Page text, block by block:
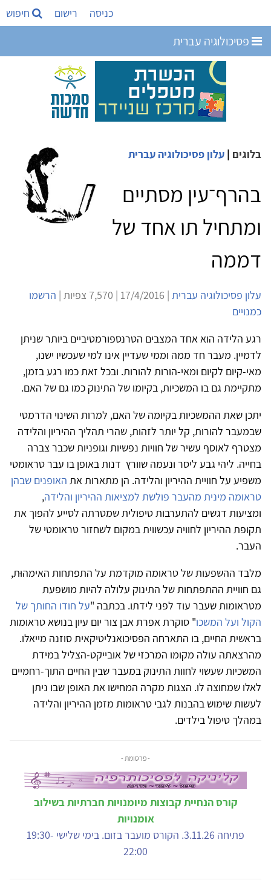
כניסה רישום חיפוש
פסיכולוגיה עברית
בלוגים | עלון פסיכולוגיה עברית
בהרף־עין מסתיים
ומתחיל תו אחד של
דממה
עלון פסיכולוגיה עברית | 17/4/2016 | 7,570 צפיות |
הרשמו
כמנויים
רגע הלידה הוא אחד המצבים הטרנספורמטיביים ביותר שניתן
לדמיין. מעבר חד ממה וממי שעדיין אינו למי שעכשיו ישנו,
מאי-קיום לקיום ומאי-הורות להורות. ובכל זאת כמו רגע בזמן,
מתקיימת גם בו המשכיות, בקיומו של התינוק כמו גם של האם.
יתכן שאת ההמשכיות בקיומה של האם, למרות השינוי הדרמטי
שבמעבר להורות, קל יותר לזהות, שהרי תהליך ההיריון והלידה
מצטרף לאוסף עשיר של חוויות נפשיות וגופניות שכבר צברה
בחייה. ליהי גבע ליסר ונעמה שוורץ דנות באופן בו עבר טראומטי
משפיע על חוויית ההיריון והלידה. הן מתארות את האופנים שבהן
טראומה מינית מהעבר פולשת למציאות ההיריון והלידה,
ומציעות דגשים להתערבות טיפולית שמטרתה לסייע להפוך את
תקופת ההיריון לחוויה עכשווית במקום לשחזור טראומטי של
העבר.
מלבד ההשפעות של טראומה מוקדמת על התפתחות האימהוּת,
גם חוויית ההתפתחות של התינוק עלולה להיות מושפעת
מטראומות שעבר עוד לפני לידתו. בכתבה "על חודו החותך של
הקול ועל המשכו" סוקרת אפרת אבן צור יום עיון בנושא טראומות
בראשית החיים, בו התארחה הפסיכואנליטיקאית סוזנה מייאלו.
מהרצאתה עולה מקומו המרכזי של אובייקט-הצליל במידת
המשכיות שעשוי לחוות התינוק במעבר שבין החיים התוך-רחמיים
לאלו שמחוצה לו. הצגות מקרה המחישו את האופן שבו ניתן
לעשות שימוש בהבנות לגבי טראומות מזמן ההיריון והלידה
במהלך טיפול בילדים.
- פרסומת -
קורס הנחיית קבוצות מיומנויות חברתיות בשילוב
אומנויות
פתיחה 3.11.26. הקורס מועבר בזום. בימי שלישי 19:30-
22:00